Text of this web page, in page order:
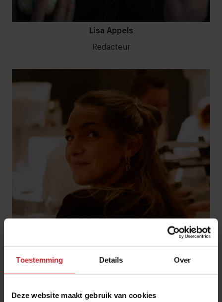
Toestemming Details Over
Deze website maakt gebruik van cookies
Lisa Appels
Redacteur
Maaike de Reuver
Partner, hoofdredacteur